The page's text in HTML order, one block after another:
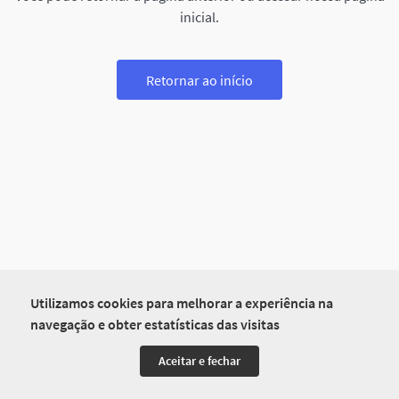
Utilizamos cookies para melhorar a experiência na
navegação e obter estatísticas das visitas
Aceitar e fechar
inicial.
Retornar ao início